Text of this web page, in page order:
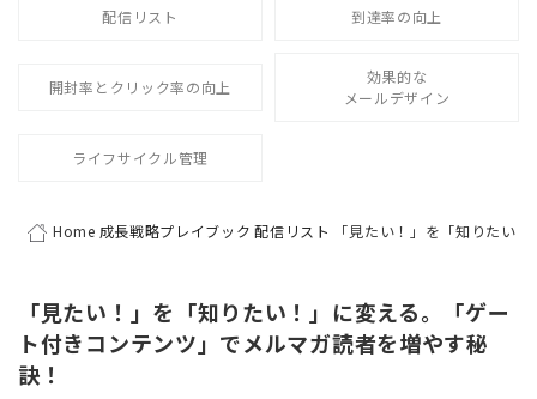
配信リスト 到達率の向上
開封率とクリック率の向上
効果的な
メールデザイン
ライフサイクル管理
Home 成長戦略プレイブック 配信リスト 「見たい！」を「知りたい
「見たい！」を「知りたい！」に変える。「ゲー
ト付きコンテンツ」でメルマガ読者を増やす秘
訣！